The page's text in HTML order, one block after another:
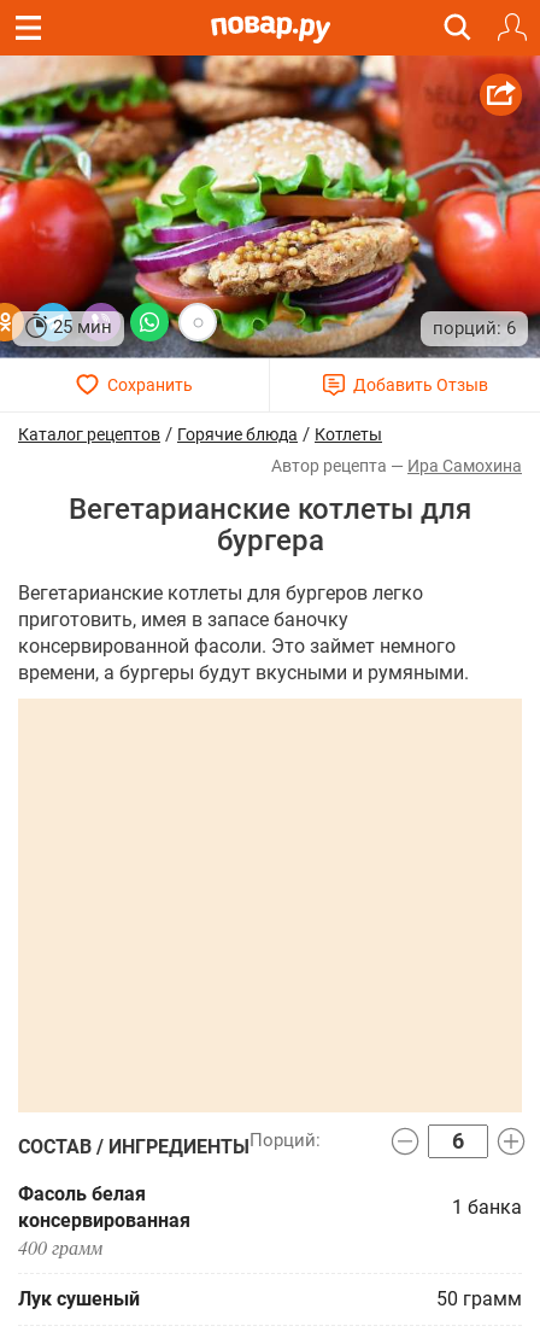
25 мин 6
Каталог рецептов / Горячие блюда / Котлеты
Ира Cамохина
Вегетарианские котлеты для
бургера
Вегетарианские котлеты для бургеров легко
приготовить, имея в запасе баночку
консервированной фасоли. Это займет немного
времени, а бургеры будут вкусными и румяными.
СОСТАВ / ИНГРЕДИЕНТЫ
Фасоль белая
консервированная
1 банка
400 грамм
Лук сушеный 50 грамм